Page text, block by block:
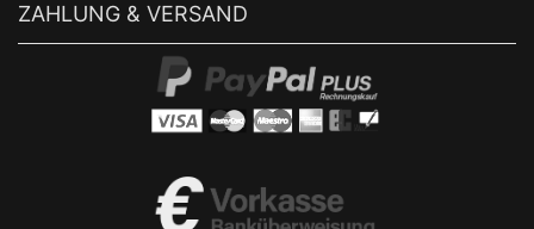
ZAHLUNG & VERSAND